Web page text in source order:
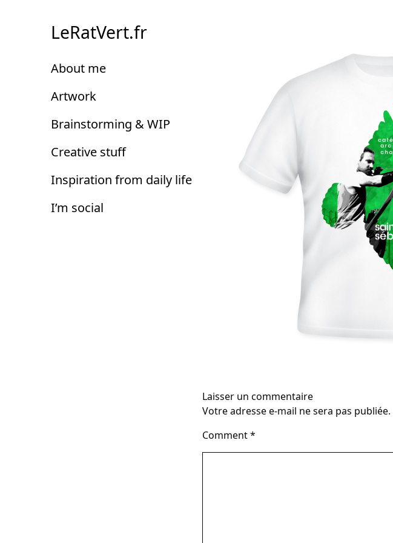
ContentLeRatVert.fr
About me
Artwork
Brainstorming & WIP
Creative stuff
Inspiration from daily life
I’m social
Laisser un commentaire
Votre adresse e-mail ne sera pas publiée.
Comment*